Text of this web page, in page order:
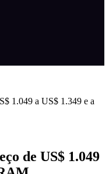
1.049 a US$ 1.349 e a
de US$ 1.049